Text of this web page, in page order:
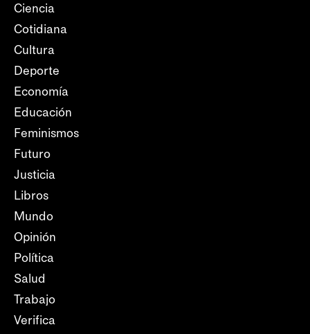
Ciencia
Cotidiana
Cultura
Deporte
Economía
Educación
Feminismos
Futuro
Justicia
Libros
Mundo
Opinión
Política
Salud
Trabajo
Verifica